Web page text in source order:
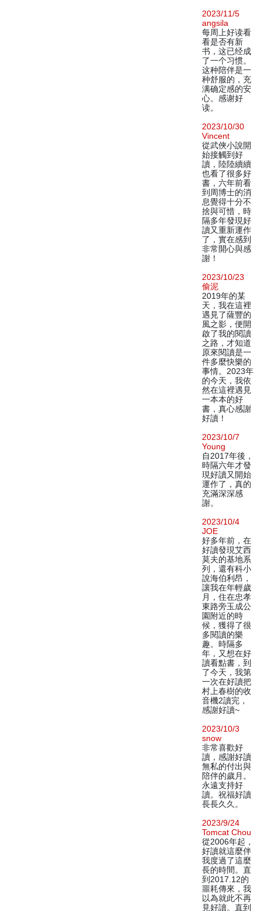
2023/11/5
angsila
每周上好读看
看是否有新
书，这已经成
了一个习惯。
这种陪伴是一
种舒服的，充
满确定感的安
心。感谢好
读。
2023/10/30
Vincent
從武俠小說開
始接觸到好
讀，陸陸續續
也看了很多好
書，六年前看
到周博士的消
息覺得十分不
捨與可惜，時
隔多年發現好
讀又重新運作
了，實在感到
非常開心與感
謝！
2023/10/23
偷泥
2019年的某
天，我在這裡
遇見了薩豐的
風之影，便開
啟了我的閱讀
之路，才知道
原來閱讀是一
件多麼快樂的
事情。2023年
的今天，我依
然在這裡遇見
一本本的好
書，真心感謝
好讀！
2023/10/7
Young
自2017年後，
時隔六年才發
現好讀又開始
運作了，真的
充滿深深感
謝。
2023/10/4
JOE
好多年前，在
好讀發現艾西
莫夫的基地系
列，還有科小
說海伯利昂，
讓我在年輕歲
月，住在忠孝
東路旁玉成公
園附近的時
候，獲得了很
多閱讀的樂
趣。時隔多
年，又想在好
讀看點書，到
了今天，我第
一次在好讀把
村上春樹的收
音機2讀完，
感謝好讀~
2023/10/3
snow
非常喜歡好
讀，感謝好讀
無私的付出與
陪伴的歲月。
永遠支持好
讀。祝福好讀
長長久久。
2023/9/24
Tomcat Chou
從2006年起，
好讀就這麼伴
我度過了這麼
長的時間。直
到2017.12的
噩耗傳來，我
以為就此不再
見好讀。直到